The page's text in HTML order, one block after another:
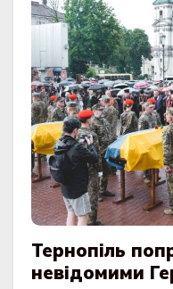
Тернопіль
невідомими